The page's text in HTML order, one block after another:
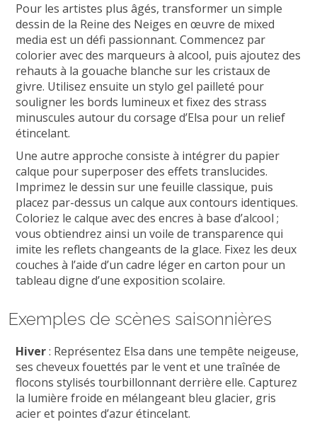
Pour les artistes plus âgés, transformer un simple
dessin de la Reine des Neiges en œuvre de mixed
media est un défi passionnant. Commencez par
colorier avec des marqueurs à alcool, puis ajoutez des
rehauts à la gouache blanche sur les cristaux de
givre. Utilisez ensuite un stylo gel pailleté pour
souligner les bords lumineux et fixez des strass
minuscules autour du corsage d’Elsa pour un relief
étincelant.
Une autre approche consiste à intégrer du papier
calque pour superposer des effets translucides.
Imprimez le dessin sur une feuille classique, puis
placez par-dessus un calque aux contours identiques.
Coloriez le calque avec des encres à base d’alcool ;
vous obtiendrez ainsi un voile de transparence qui
imite les reflets changeants de la glace. Fixez les deux
couches à l’aide d’un cadre léger en carton pour un
tableau digne d’une exposition scolaire.
Exemples de scènes saisonnières
Hiver: Représentez Elsa dans une tempête neigeuse,
ses cheveux fouettés par le vent et une traînée de
flocons stylisés tourbillonnant derrière elle. Capturez
la lumière froide en mélangeant bleu glacier, gris
acier et pointes d’azur étincelant.